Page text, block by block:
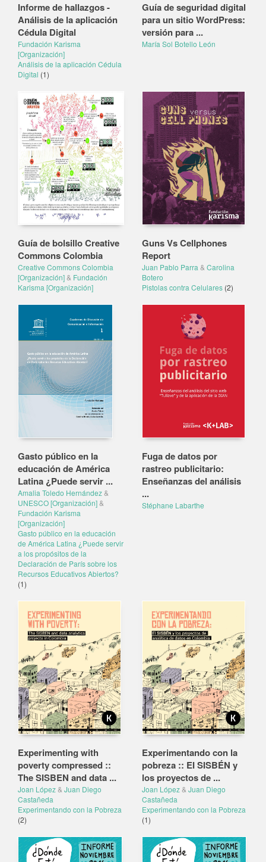
Informe de hallazgos -
Análisis de la aplicación
Cédula Digital
Fundación Karisma
[Organización]
Análisis de la aplicación Cédula
Digital (1)
Guía de seguridad digital
para un sitio WordPress:
versión para ...
María Sol Botello León
Guía de bolsillo Creative
Commons Colombia
Creative Commons Colombia
[Organización]& Fundación
Karisma [Organización]
Guns Vs Cellphones
Report
Juan Pablo Parra & Carolina
Botero
Pistolas contra Celulares (2)
Gasto público en la
educación de América
Latina ¿Puede servir ...
Amalia Toledo Hernández&
UNESCO [Organización]&
Fundación Karisma
[Organización]
Gasto público en la educación
de América Latina ¿Puede servir
a los propósitos de la
Declaración de París sobre los
Recursos Educativos Abiertos?
(1)
Fuga de datos por
rastreo publicitario:
Enseñanzas del análisis
...
Stéphane Labarthe
Experimenting with
poverty compressed ::
The SISBEN and data ...
Joan López& Juan Diego
Castañeda
Experimentando con la Pobreza
(2)
Experimentando con la
pobreza :: EI SISBÉN y
los proyectos de ...
Joan López& Juan Diego
Castañeda
Experimentando con la Pobreza
(1)